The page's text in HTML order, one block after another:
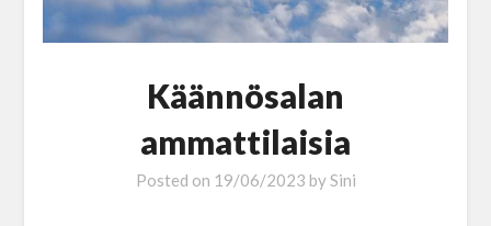
Käännösalan
ammattilaisia
Posted on 19/06/2023 by Sini